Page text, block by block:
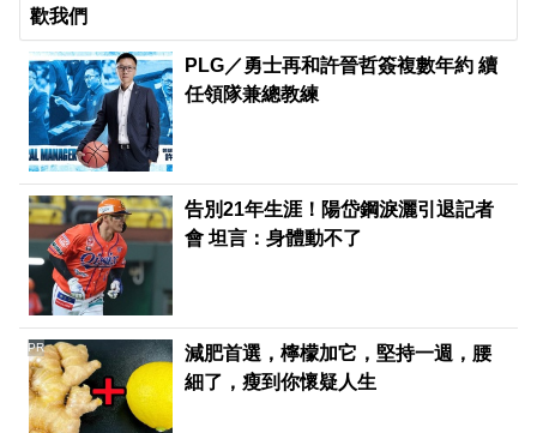
歡我們
PLG／勇士再和許晉哲簽複數年約 續
任領隊兼總教練
告別21年生涯！陽岱鋼淚灑引退記者
會 坦言：身體動不了
減肥首選，檸檬加它，堅持一週，腰
細了，瘦到你懷疑人生
PR